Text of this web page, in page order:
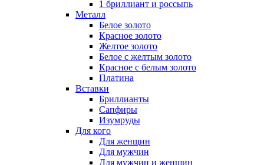
1 бриллиант и россыпь
Металл
Белое золото
Красное золото
Желтое золото
Белое с желтым золото
Красное с белым золото
Платина
Вставки
Бриллианты
Сапфиры
Изумруды
Для кого
Для женщин
Для мужчин
Для мужчин и женщин